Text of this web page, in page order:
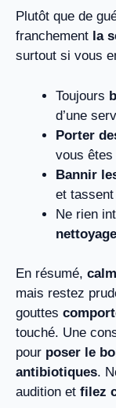
Plutôt que de
franchement la
surtout si vous
Toujours
d’une
Porter
vous êtes
Bannir
et
Ne rien
En résumé,
mais restez
gouttes
touché. Une
pour poser le
antibiotiques.
audition et filez